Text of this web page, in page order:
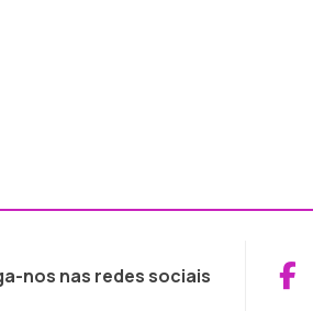
nos nas redes sociais